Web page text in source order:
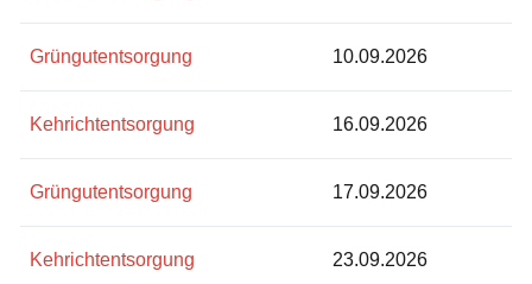
Grüngutentsorgung 10.09.2026
Kehrichtentsorgung 16.09.2026
Grüngutentsorgung 17.09.2026
Kehrichtentsorgung 23.09.2026